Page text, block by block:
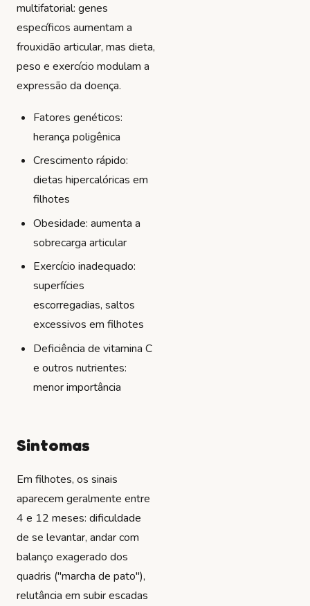
multifatorial: genes
específicos aumentam a
frouxidão articular, mas dieta,
peso e exercício modulam a
expressão da doença.
Fatores genéticos:
herança poligênica
Crescimento rápido:
dietas hipercalóricas em
filhotes
Obesidade: aumenta a
sobrecarga articular
Exercício inadequado:
superfícies
escorregadias, saltos
excessivos em filhotes
Deficiência de vitamina C
e outros nutrientes:
menor importância
Sintomas
Em filhotes, os sinais
aparecem geralmente entre
4 e 12 meses: dificuldade
de se levantar, andar com
balanço exagerado dos
quadris ("marcha de pato"),
relutância em subir escadas